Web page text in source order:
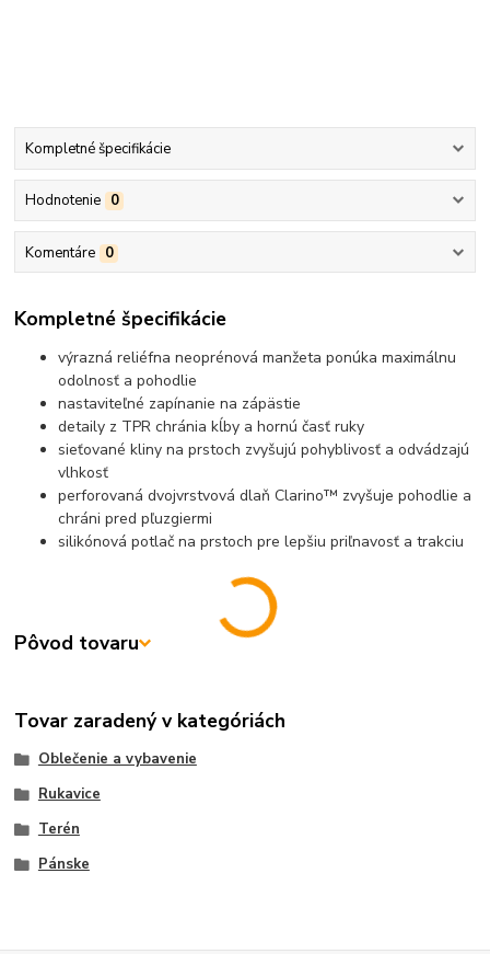
Kompletné špecifikácie
Hodnotenie 0
Komentáre 0
Kompletné špecifikácie
výrazná reliéfna neoprénová manžeta ponúka maximálnu
odolnosť a pohodlie
nastaviteľné zapínanie na zápästie
detaily z TPR chránia kĺby a hornú časť ruky
sieťované kliny na prstoch zvyšujú pohyblivosť a odvádzajú
vlhkosť
perforovaná dvojvrstvová dlaň Clarino™ zvyšuje pohodlie a
chráni pred pľuzgiermi
silikónová potlač na prstoch pre lepšiu priľnavosť a trakciu
Pôvod tovaru
Tovar zaradený v kategóriách
Oblečenie a vybavenie
Rukavice
Terén
Pánske